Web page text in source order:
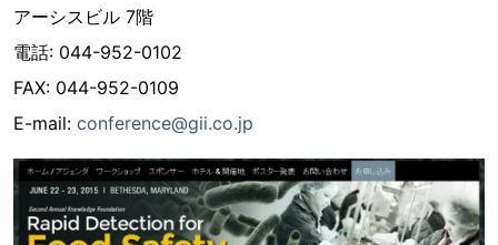
アーシスビル 7階
電話: 044-952-0102
FAX: 044-952-0109
E-mail: conference@gii.co.jp